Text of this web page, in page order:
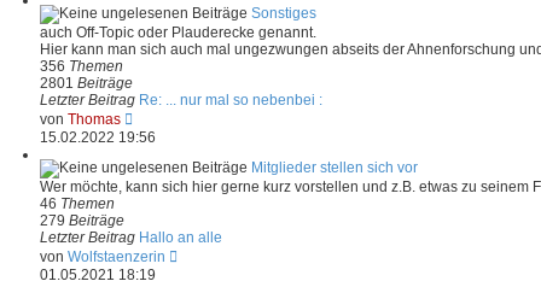
t
r
a
e
s
t
e
r
B
e
i
t
r
a
g
Sonstiges
auch Off-Topic oder Plauderecke genannt.
Hier kann man sich auch mal ungezwungen abseits der Ahnenforschung
356 Themen
2801 Beiträge
Letzter Beitrag Re: ... nur mal so nebenbei :
von Thomas
e
e
s
r
B
e
15.02.2022 19:56
Mitglieder stellen sich vor
Wer möchte, kann sich hier gerne kurz vorstellen und z.B. etwas zu seinem
46 Themen
279 Beiträge
Letzter Beitrag Hallo an alle
von Wolfstaenzerin
01.05.2021 18:19